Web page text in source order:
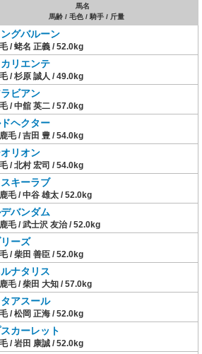
馬名
馬齢 / 毛色 / 騎手 / 斤量
グバルーン
/ 蛯名 正義 / 52.0kg
リエンテ
/ 杉原 誠人 / 49.0kg
ビアン
/ 中舘 英二 / 57.0kg
ヘクター
毛 / 吉田 豊 / 54.0kg
リオン
/ 北村 宏司 / 54.0kg
キーラブ
毛 / 中谷 雄太 / 52.0kg
バンダム
毛 / 武士沢 友治 / 52.0kg
ーズ
/ 柴田 善臣 / 52.0kg
ナタリス
毛 / 柴田 大知 / 57.0kg
アスール
/ 松岡 正海 / 52.0kg
スカーレット
/ 岩田 康誠 / 52.0kg